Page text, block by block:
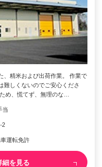
、精米および出荷作業。 作業で
難しくないのでご安心くださ
め、慌てず、無理のな…
当
2
運転免許
細を見る